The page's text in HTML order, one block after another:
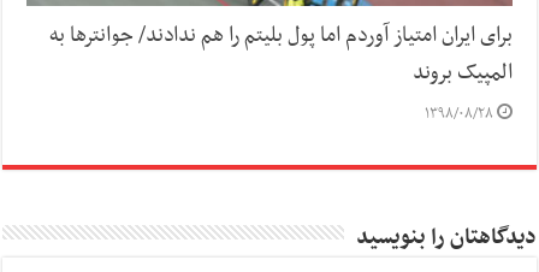
برای ایران امتیاز آوردم اما پول بلیتم را هم ندادند/ جوانترها به
المپیک بروند
۱۳۹۸/۰۸/۲۸
دیدگاهتان را بنویسید